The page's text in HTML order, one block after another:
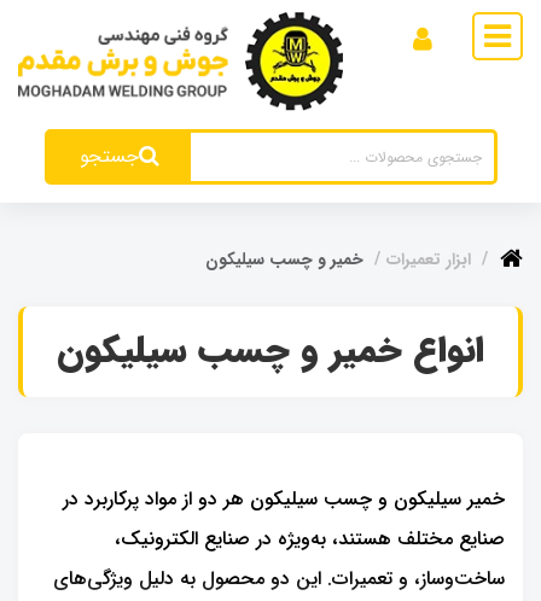
جستجو
ابزار تعمیرات خمیر و چسب سیلیکون
انواع خمیر و چسب سیلیکون
خمیر سیلیکون و چسب سیلیکون هر دو از مواد پرکاربرد در
صنایع مختلف هستند، به‌ویژه در صنایع الکترونیک،
ساخت‌وساز، و تعمیرات. این دو محصول به دلیل ویژگی‌های